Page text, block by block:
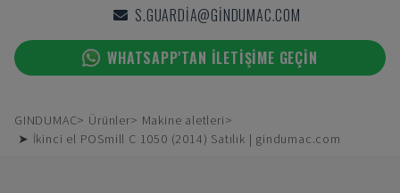
S.GUARDIA@GINDUMAC.COM
WHATSAPP'TAN ILETIŞIME GEÇIN
GINDUMAC Ürünler
Makine aletleri
➤ İkinci el POSmill C 1050 (2014) Satılık | gindumac.com